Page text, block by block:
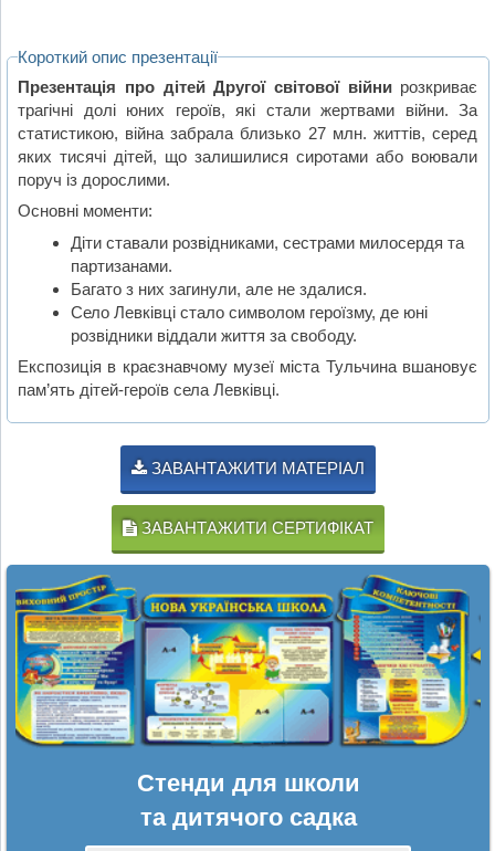
Короткий опис презентації
Презентація про дітей Другої світової війни розкриває
трагічні долі юних героїв, які стали жертвами війни. За
статистикою, війна забрала близько 27 млн. життів, серед
яких тисячі дітей, що залишилися сиротами або воювали
поруч із дорослими.
Основні моменти:
Діти ставали розвідниками, сестрами милосердя та
партизанами.
Багато з них загинули, але не здалися.
Село Левківці стало символом героїзму, де юні
розвідники віддали життя за свободу.
Експозиція в краєзнавчому музеї міста Тульчина вшановує
пам’ять дітей-героїв села Левківці.
ЗАВАНТАЖИТИ МАТЕРІАЛ
ЗАВАНТАЖИТИ СЕРТИФІКАТ
Стенди для школи
та дитячого садка